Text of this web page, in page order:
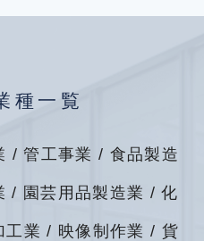
種一覧
/ 管工事業 / 食品製造
/ 園芸用品製造業 / 化
工業 / 映像制作業 / 貨